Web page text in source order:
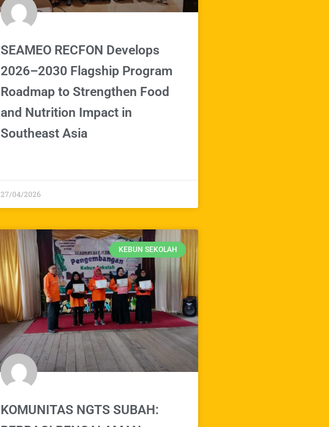
SEAMEO RECFON Develops
2026–2030 Flagship Program
Roadmap to Strengthen Food
and Nutrition Impact in
Southeast Asia
27/04/2026
KEBUN SEKOLAH
KOMUNITAS NGTS SUBAH: